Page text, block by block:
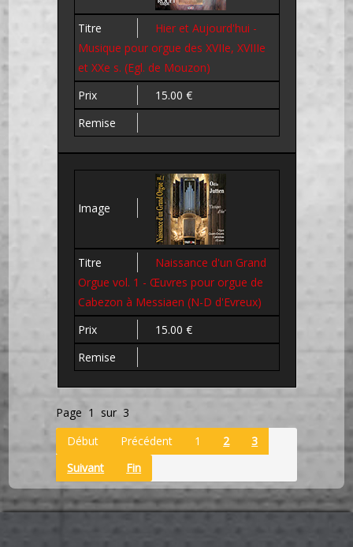
Hier et Aujourd'hui -
Musique pour orgue des XVIIe, XVIIIe
et XXe s. (Egl. de Mouzon)
15.00 €
Naissance d'un Grand
Orgue vol. 1 - Œuvres pour orgue de
Cabezon à Messiaen (N-D d'Evreux)
15.00 €
Page 1 sur 3
Début
Précédent 1 2
3
Suivant
Fin